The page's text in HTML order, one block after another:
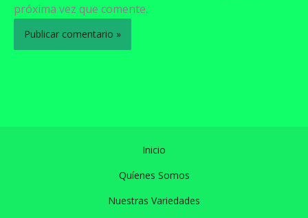
próxima vez que comente.
Inicio
Quíenes Somos
Nuestras Variedades